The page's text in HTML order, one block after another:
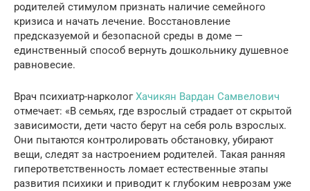
родителей стимулом признать наличие семейного
кризиса и начать лечение. Восстановление
предсказуемой и безопасной среды в доме —
единственный способ вернуть дошкольнику душевное
равновесие.
Врач психиатр-наркологХачикян Вардан Самвелович
отмечает: «В семьях, где взрослый страдает от скрытой
зависимости, дети часто берут на себя роль взрослых.
Они пытаются контролировать обстановку, убирают
вещи, следят за настроением родителей. Такая ранняя
гиперответственность ломает естественные этапы
развития психики и приводит к глубоким неврозам уже